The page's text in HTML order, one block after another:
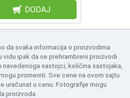
DODAJ
da svaka informacija o proizvodima
ipak da se prehrambreni proizvodi
sastojci, količina sastojaka,
promeniti. Sve cene na ovom sajtu
uračunat u cenu. Fotografije mogu
proizvoda.